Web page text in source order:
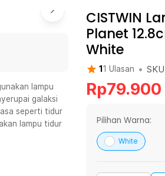
Nasional (08:00 - 17:00) Selengkapnya
(12:00-20:00), Tutup pada Idul Fitri
(12:00-20:00), Tutup pada Idul Fitri
(08:00 - 20:00), Tutup pada Idul Fitri
Nasional (08:00 - 17:00) Selengkapnya
lampu
galaksi
seperti tidur
lampu tidur
CISTWIN
Planet
White
1 1 Ulasan • SKU
Rp79.900
Pilihan Warna:
White